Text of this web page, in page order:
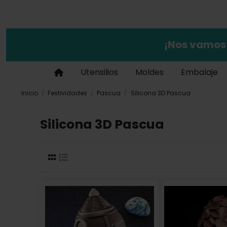
¡Nos
Utensilios Moldes Embalaje
Inicio Festividades Pascua Silicona 3D Pascua
Silicona 3D Pascua